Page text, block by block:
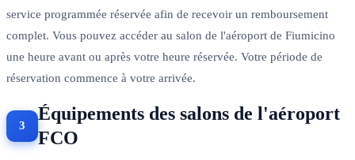
service programmée réservée afin de recevoir un remboursement
complet. Vous pouvez accéder au salon de l'aéroport de Fiumicino
une heure avant ou après votre heure réservée. Votre période de
réservation commence à votre arrivée.
Équipements des salons de l'aéroport
FCO